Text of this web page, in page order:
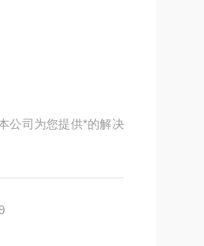
公司为您提供*的解决